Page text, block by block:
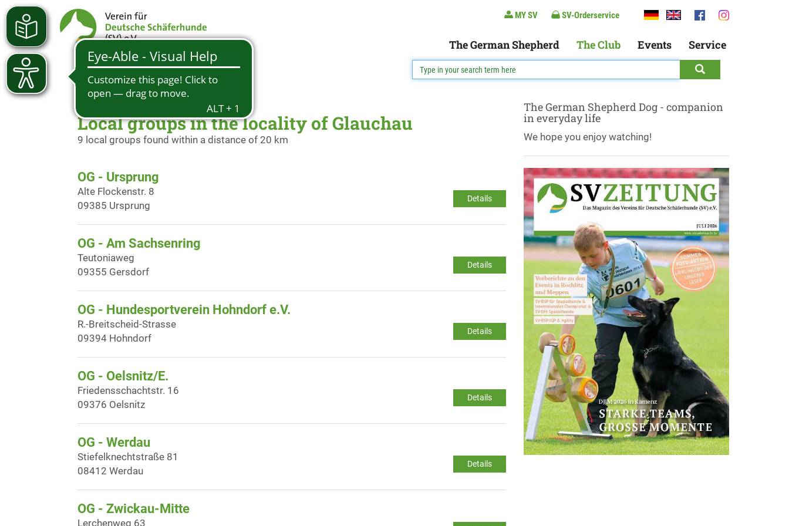
MY SV SV-Orderservice
The German Shepherd The Club Events Service
Local groups in the locality of Glauchau
9 local groups found within a distance of 20 km
OG - Ursprung
Details
Alte Flockenstr. 8
09385 Ursprung
OG - Am Sachsenring
Details
Teutoniaweg
09355 Gersdorf
OG - Hundesportverein Hohndorf e.V.
Details
R.-Breitscheid-Strasse
09394 Hohndorf
OG - Oelsnitz/E.
Details
Friedensschachtstr. 16
09376 Oelsnitz
OG - Werdau
Details
Stiefelknechtstraße 81
08412 Werdau
OG - Zwickau-Mitte
Lerchenweg 63
The German Shepherd Dog - companion
in everyday life
We hope you enjoy watching!